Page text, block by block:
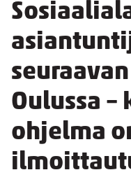
Oulussa
ohjelma